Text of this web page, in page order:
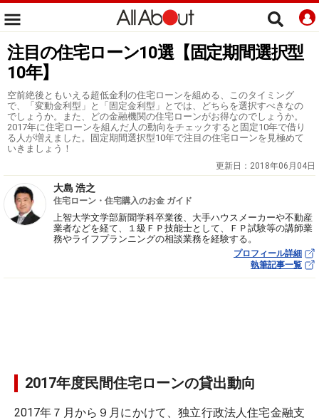
注目の住宅ローン10選【固定期間選択型
10年】
空前絶後ともいえる超低金利の住宅ローンを組める、このタイミング
で、「変動金利型」と「固定金利型」とでは、どちらを選択すべきなの
でしょうか。また、どの金融機関の住宅ローンがお得なのでしょうか。
2017年に住宅ローンを組んだ人の動向をチェックすると固定10年で借り
る人が増えました。固定期間選択型10年で注目の住宅ローンを見極めて
いきましょう！
更新日： 2018年06月04日
大島 浩之
住宅ローン・住宅購入のお金 ガイド
上智大学文学部新聞学科卒業後、大手ハウスメーカーや不動産
業者などを経て、１級ＦＰ技能士として、ＦＰ試験等の講師業
務やライフプランニングの相談業務を経験する。
プロフィール詳細
執筆記事一覧
2017年度民間住宅ローンの貸出動向
2017年７月から９月にかけて、独立行政法人住宅金融支